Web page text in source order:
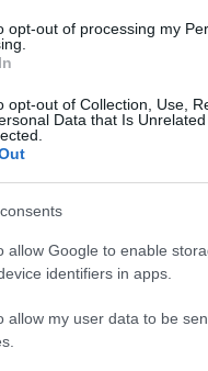
opt-out of processing my
opt-out of Collection, Use,
Data that Is
allow Google to enable
identifiers in apps.
allow my user data to be
στο Lancashire
240.000 δολαρίων